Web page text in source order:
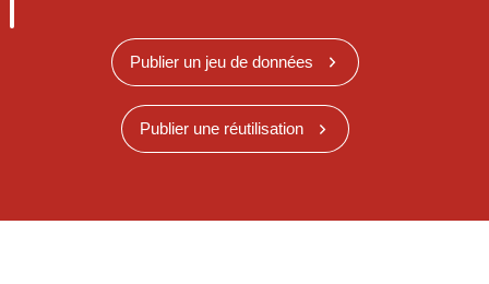
Publier un jeu de données
Publier une réutilisation